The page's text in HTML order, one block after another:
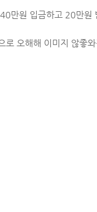
만원 입금하고 20만원
로 오해해 이미지 않좋